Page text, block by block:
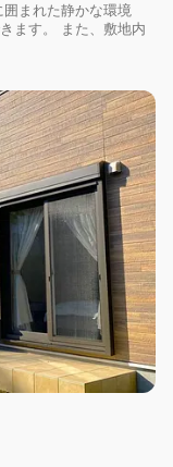
まれた静かな環境
ます。 また、敷地内